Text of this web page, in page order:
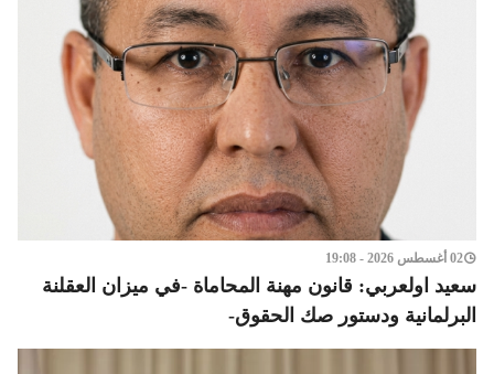
02 أغسطس 2026 - 19:08
سعيد اولعربي: قانون مهنة المحاماة -في ميزان العقلنة
البرلمانية ودستور صك الحقوق-